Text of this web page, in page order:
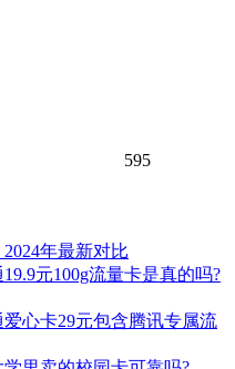
595
年最新对比
元100g流量卡是真的吗?
爱心卡29元包含腾讯专属流